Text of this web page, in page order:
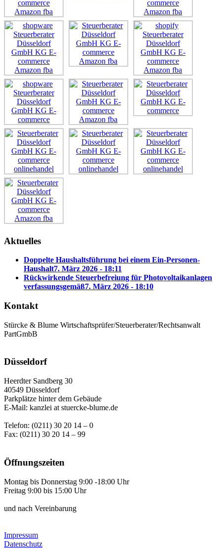
Aktuelles
Doppelte Haushaltsführung bei einem Ein-Personen-
Haushalt7. März 2026 - 18:11
Rückwirkende Steuerbefreiung für Photovoltaikanlagen
verfassungsgemäß7. März 2026 - 18:10
Kontakt
Stürcke & Blume Wirtschaftsprüfer/Steuerberater/Rechtsanwalt
PartGmbB
Düsseldorf
Heerdter Sandberg 30
40549 Düsseldorf
Parkplätze hinter dem Gebäude
E-Mail: kanzlei at stuercke-blume.de
Telefon: (0211) 30 20 14 – 0
Fax: (0211) 30 20 14 – 99
Öffnungszeiten
Montag bis Donnerstag 9:00 -18:00 Uhr
Freitag 9:00 bis 15:00 Uhr
und nach Vereinbarung
Impressum
Datenschutz